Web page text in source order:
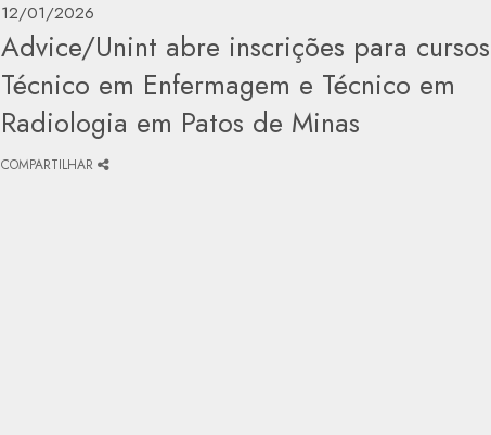
12/01/2026
Advice/Unint abre inscrições para
Técnico em Enfermagem e Técnico em
Radiologia em Patos de Minas
COMPARTILHAR